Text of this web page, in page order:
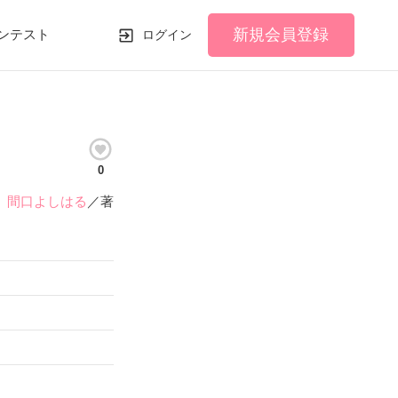
テスト ログイン 新規会員登録
0
間口よしはる ／著